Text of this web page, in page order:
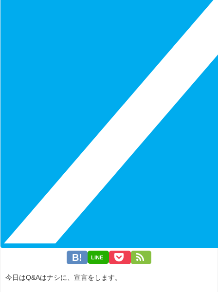
LINE
今日はQ&Aはナシに、宣言をします。